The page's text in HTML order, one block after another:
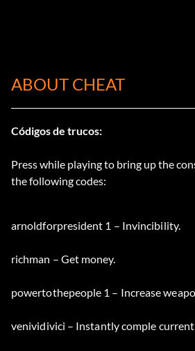
ABOUT CHEAT
Códigos de trucos:
Press while playing to bring up the
the following codes:
arnoldforpresident 1 – Invincibility.
richman – Get money.
powertothepeople 1 – Increase
venividivici – Instantly comple current